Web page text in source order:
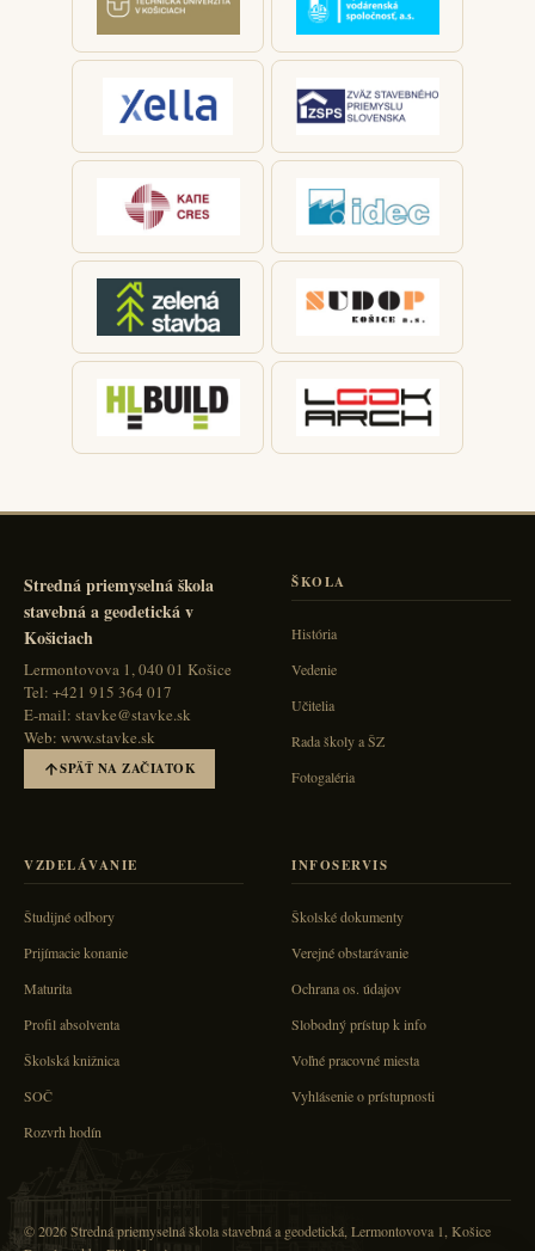
Stredná priemyselná škola
stavebná a geodetická v
Košiciach
Lermontovova 1, 040 01 Košice
Tel: +421 915 364 017
E-mail: stavke@stavke.sk
Web: www.stavke.sk
SPÄŤ NA ZAČIATOK
ŠKOLA
História
Vedenie
Učitelia
Rada školy a ŠZ
Fotogaléria
VZDELÁVANIE
Študijné odbory
Prijímacie konanie
Maturita
Profil absolventa
Školská knižnica
SOČ
Rozvrh hodín
INFOSERVIS
Školské dokumenty
Verejné obstarávanie
Ochrana os. údajov
Slobodný prístup k info
Voľné pracovné miesta
Vyhlásenie o prístupnosti
© 2026 Stredná priemyselná škola stavebná a geodetická, Lermontovova 1, Košice